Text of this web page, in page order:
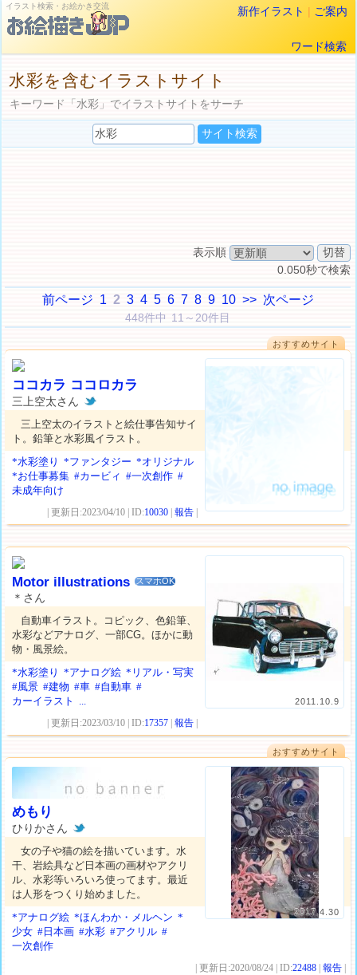
イラスト検索・お絵かき交流 新作イラスト | ご案内
ワード検索
水彩を含むイラストサイト
キーワード「水彩」でイラストサイトをサーチ
表示順
0.050秒で検索
前ページ 1 2 3 4 5 6 7 8 9 10 >> 次ページ
448件中 11～20件目
おすすめサイト
ココカラ ココロカラ
三上空太さん
三上空太のイラストと絵仕事告知サイ
ト。鉛筆と水彩風イラスト。
*水彩塗り
*ファンタジー *オリジナル
*お仕事募集 #カービィ #一次創作 #
未成年向け
| 更新日:2023/04/10 | ID:10030 |報告
2011.10.9
Motor illustrations スマホOK
＊さん
自動車イラスト。コピック、色鉛筆、
水彩などアナログ、一部CG。ほかに動
物・風景絵。
*水彩塗り
*アナログ絵 *リアル・写実
#風景 #建物 #車 #自動車 #
カーイラスト
...
| 更新日:2023/03/10 | ID:17357 |報告
おすすめサイト
2017.4.30
めもり
ひりかさん
女の子や猫の絵を描いています。水
干、岩絵具など日本画の画材やアクリ
ル、水彩等いろいろ使ってます。最近
は人形をつくり始めました。
*アナログ絵 *ほんわか・メルヘン *
少女 #日本画 #水彩 #アクリル #
一次創作
| 更新日:2020/08/24 | ID:22488 |報告